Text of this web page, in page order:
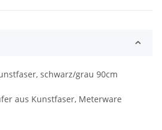
schwarz/grau 90cm
aus Kunstfaser, Meterware